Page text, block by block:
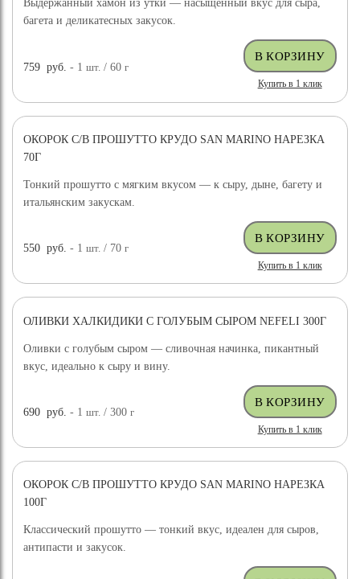
Выдержанный хамон из утки — насыщенный вкус для сыра,
багета и деликатесных закусок.
759 руб. - 1шт. / 60г
Купить в 1 клик
ОКОРОК С/В ПРОШУТТО КРУДО SAN MARINO НАРЕЗКА
70Г
Тонкий прошутто с мягким вкусом — к сыру, дыне, багету и
итальянским закускам.
550 руб. - 1шт. / 70г
Купить в 1 клик
ОЛИВКИ ХАЛКИДИКИ С ГОЛУБЫМ СЫРОМ NEFELI 300Г
Оливки с голубым сыром — сливочная начинка, пикантный
вкус, идеально к сыру и вину.
690 руб. - 1шт. / 300г
Купить в 1 клик
ОКОРОК С/В ПРОШУТТО КРУДО SAN MARINO НАРЕЗКА
100Г
Классический прошутто — тонкий вкус, идеален для сыров,
антипасти и закусок.